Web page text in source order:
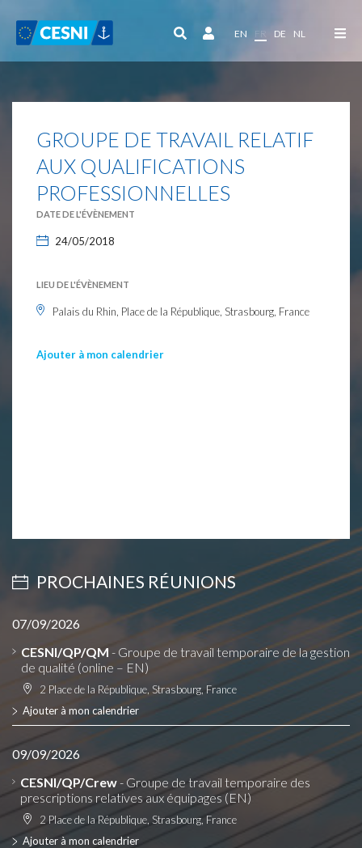
EN FR DE NL
GROUPE DE TRAVAIL RELATIF
AUX QUALIFICATIONS
PROFESSIONNELLES
DATE DE L'ÉVÈNEMENT
24/05/2018
LIEU DE L'ÉVÈNEMENT
Palais du Rhin, Place de la République, Strasbourg, France
Ajouter à mon calendrier
PROCHAINES RÉUNIONS
07/09/2026
CESNI/QP/QM - Groupe de travail temporaire de la gestion
de qualité (online – EN)
2 Place de la République, Strasbourg, France
Ajouter à mon calendrier
09/09/2026
CESNI/QP/Crew- Groupe de travail temporaire des
prescriptions relatives aux équipages (EN)
2 Place de la République, Strasbourg, France
Ajouter à mon calendrier